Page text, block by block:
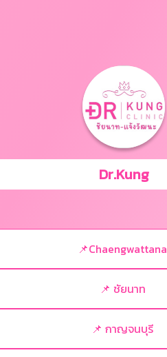
Dr.Kung
📌Chaengwattana
📌 ชัยนาท
📌 กาญจนบุรี